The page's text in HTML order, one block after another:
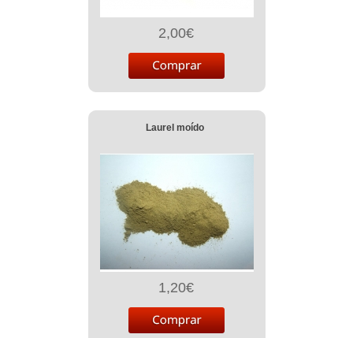
2,00€
Laurel moído
1,20€